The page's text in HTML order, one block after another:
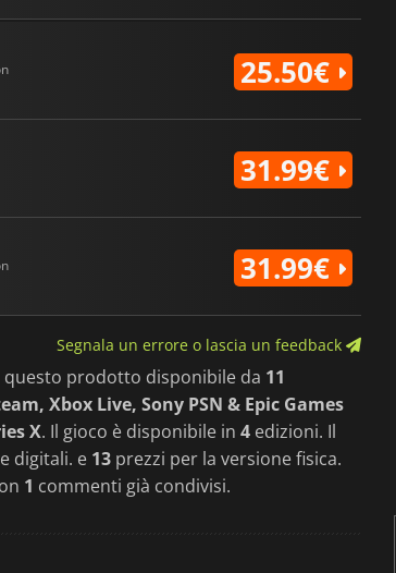
25.50€
31.99€
31.99€
Segnala un errore o lascia un feedback
questo prodotto disponibile da 11
Xbox Live, Sony PSN & Epic Games
X. Il gioco è disponibile in 4 edizioni. Il
digitali. e 13 prezzi per la versione fisica.
1 commenti già condivisi.